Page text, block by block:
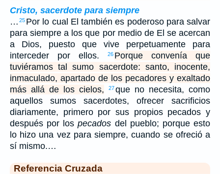
Cristo, sacerdote para siempre
… 25 Por lo cual El también es poderoso para salvar
para siempre a los que por medio de El se acercan
a Dios, puesto que vive perpetuamente para
interceder por ellos.
26 Porque convenía que
tuviéramos tal sumo sacerdote: santo, inocente,
inmaculado, apartado de los pecadores y exaltado
más allá de los cielos,
27que no necesita, como
aquellos sumos sacerdotes, ofrecer sacrificios
diariamente, primero por sus propios pecados y
después por lospecados del pueblo; porque esto
lo hizo una vez para siempre, cuando se ofreció a
sí mismo.…
Referencia Cruzada